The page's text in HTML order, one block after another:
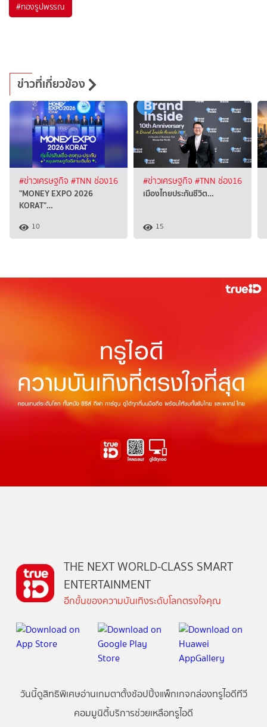
#ทองรูปพรรณ
ข่าวที่เกี่ยวข้อง
#ข่าวเศรษฐกิจ #TNN ช่อง16
"MONEY EXPO 2026
KORAT"…
10
#ข่าวเศรษฐกิจ #TNN ช่อง16
เมืองไทยประกันชีวิต…
15
THE NEXT WORLD-CLASS SMART
ENTERTAINMENT
อีกขั้นของความบันเทิงระดับโลกตรงใจคุณ
วันนี้ดูสิทธิพิเศษอ่านเกมตาตั้งช้อปปิ้งแพ็กเกจกล่องทรูไอดีทีวี
คอมมูนิตี้บริการช่วยเหลือทรูไอดี